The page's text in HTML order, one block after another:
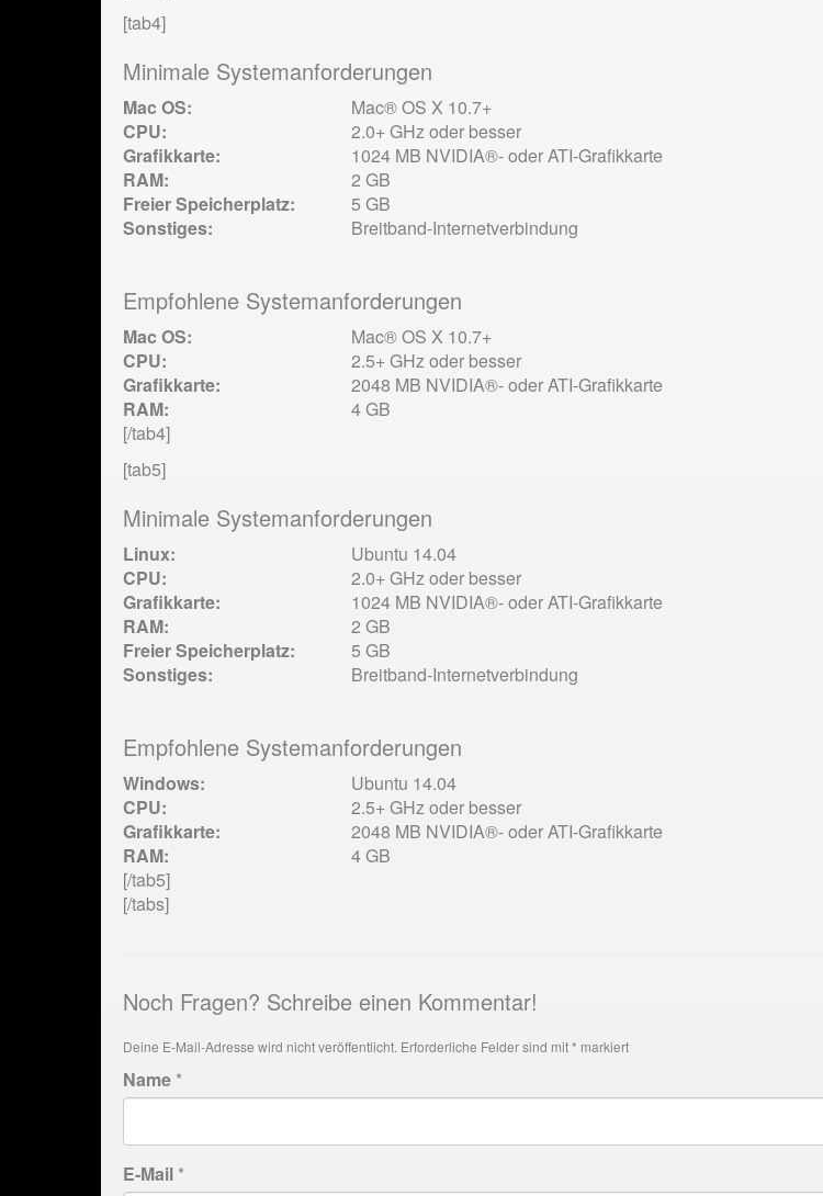
[tab4]
Minimale Systemanforderungen
Mac OS:
Mac® OS X 10.7+
CPU:
2.0+ GHz oder besser
Grafikkarte:
1024 MB NVIDIA®- oder ATI-Grafikkarte
RAM:
2 GB
Freier Speicherplatz:
5 GB
Sonstiges:
Breitband-Internetverbindung
Empfohlene Systemanforderungen
Mac OS:
Mac® OS X 10.7+
CPU:
2.5+ GHz oder besser
Grafikkarte:
2048 MB NVIDIA®- oder ATI-Grafikkarte
RAM:
4 GB
[/tab4]
[tab5]
Minimale Systemanforderungen
Linux:
Ubuntu 14.04
CPU:
2.0+ GHz oder besser
Grafikkarte:
1024 MB NVIDIA®- oder ATI-Grafikkarte
RAM:
2 GB
Freier Speicherplatz:
5 GB
Sonstiges:
Breitband-Internetverbindung
Empfohlene Systemanforderungen
Windows:
Ubuntu 14.04
CPU:
2.5+ GHz oder besser
Grafikkarte:
2048 MB NVIDIA®- oder ATI-Grafikkarte
RAM:
4 GB
[/tab5]
[/tabs]
Noch Fragen? Schreibe einen Kommentar!
Deine E-Mail-Adresse wird nicht veröffentlicht. Erforderliche Felder sind mit* markiert
Name *
E-Mail *